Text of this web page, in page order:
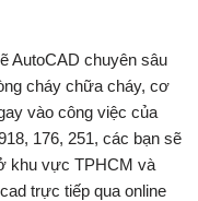
AutoCAD chuyên sâu
cháy chữa cháy, cơ
vào công việc của
176, 251, các bạn sẽ
khu vực TPHCM và
trực tiếp qua online